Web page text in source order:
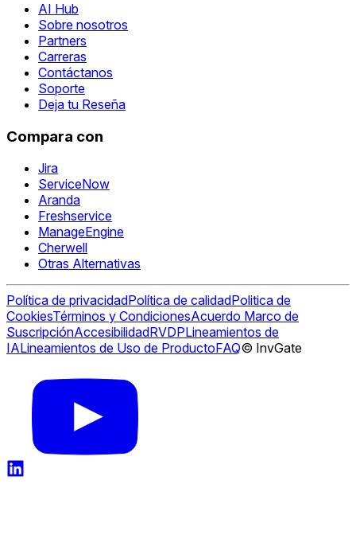
AI Hub
Sobre nosotros
Partners
Carreras
Contáctanos
Soporte
Deja tu Reseña
Compara con
Jira
ServiceNow
Aranda
Freshservice
ManageEngine
Cherwell
Otras Alternativas
Política de privacidadPolítica de calidadPolitica de
CookiesTérminos y CondicionesAcuerdo Marco de
SuscripciónAccesibilidadRVDPLineamientos de
IALineamientos de Uso de ProductoFAQ© InvGate